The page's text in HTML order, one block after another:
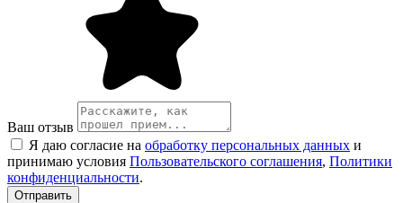
Ваш отзыв
Я даю согласие на обработку персональных данных и
принимаю условия Пользовательского соглашения, Политики
конфиденциальности.